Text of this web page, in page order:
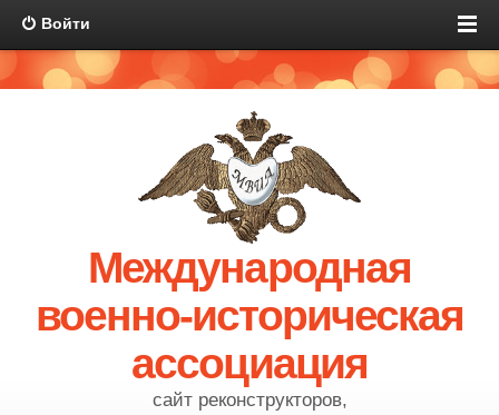
Войти
Международная
военно-историческая
ассоциация
сайт реконструкторов,